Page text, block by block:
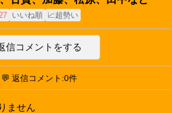
いいね順 📈超勢い
信コメントをする
💬 返信コメント:0件
ません